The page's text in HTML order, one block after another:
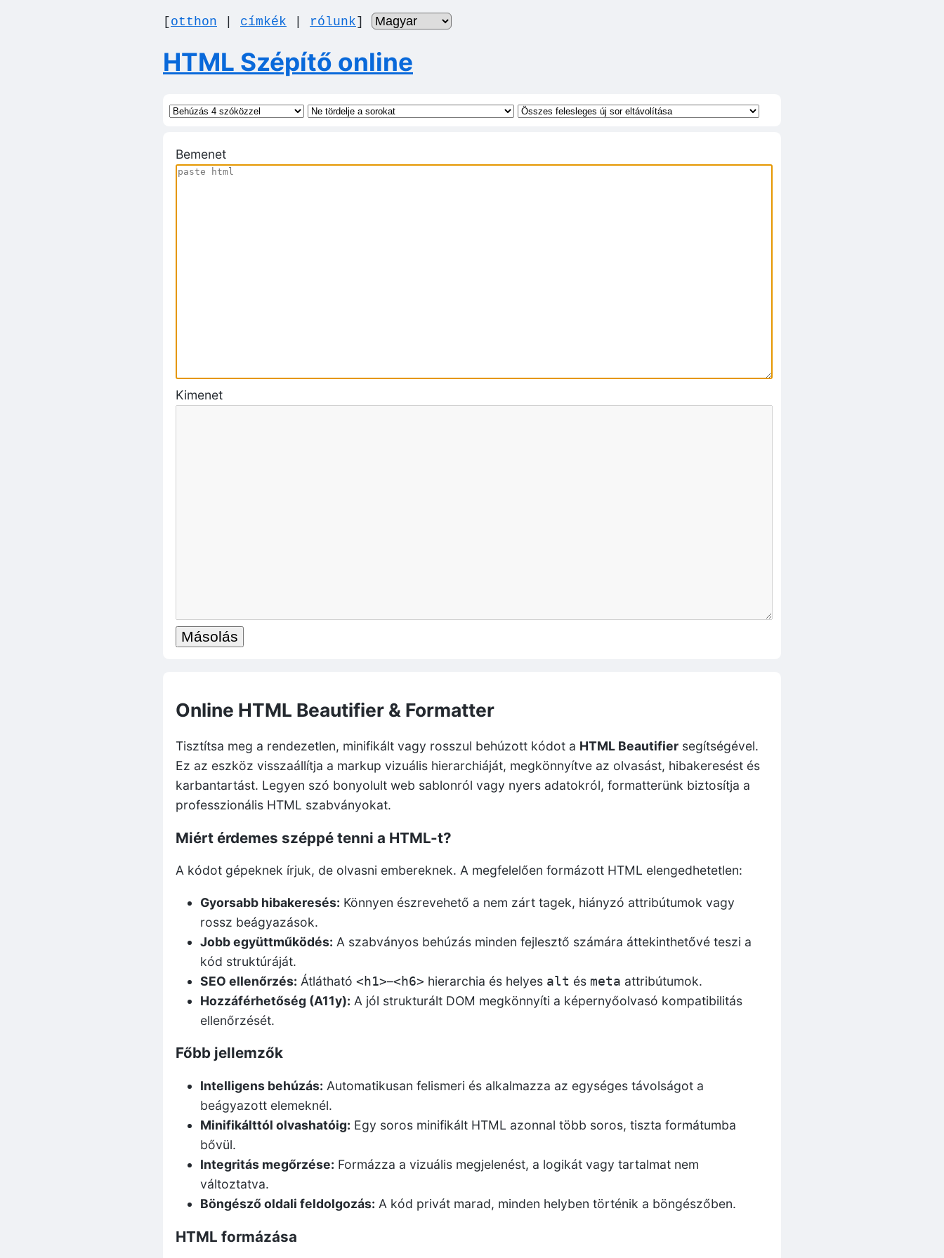
[otthon címkék rólunk]
HTML Szépítő online
Bemenet
Kimenet
Másolás
Online HTML Beautifier & Formatter
Tisztítsa meg a rendezetlen, minifikált vagy rosszul behúzott kódot a HTML Beautifiersegítségével.
Ez az eszköz visszaállítja a markup vizuális hierarchiáját, megkönnyítve az olvasást, hibakeresést és
karbantartást. Legyen szó bonyolult web sablonról vagy nyers adatokról, formatterünk biztosítja a
professzionális HTML szabványokat.
Miért érdemes széppé tenni a HTML-t?
A kódot gépeknek írjuk, de olvasni embereknek. A megfelelően formázott HTML elengedhetetlen:
Gyorsabb hibakeresés: Könnyen észrevehető a nem zárt tagek, hiányzó attribútumok vagy
rossz beágyazások.
Jobb együttműködés: A szabványos behúzás minden fejlesztő számára áttekinthetővé teszi a
kód struktúráját.
SEO ellenőrzés: Átlátható <h1>–<h6> hierarchia és helyes alt és meta attribútumok.
Hozzáférhetőség (A11y): A jól strukturált DOM megkönnyíti a képernyőolvasó kompatibilitás
ellenőrzését.
Főbb jellemzők
Intelligens behúzás: Automatikusan felismeri és alkalmazza az egységes távolságot a
beágyazott elemeknél.
Minifikálttól olvashatóig: Egy soros minifikált HTML azonnal több soros, tiszta formátumba
bővül.
Integritás megőrzése: Formázza a vizuális megjelenést, a logikát vagy tartalmat nem
változtatva.
Böngésző oldali feldolgozás: A kód privát marad, minden helyben történik a böngészőben.
HTML formázása